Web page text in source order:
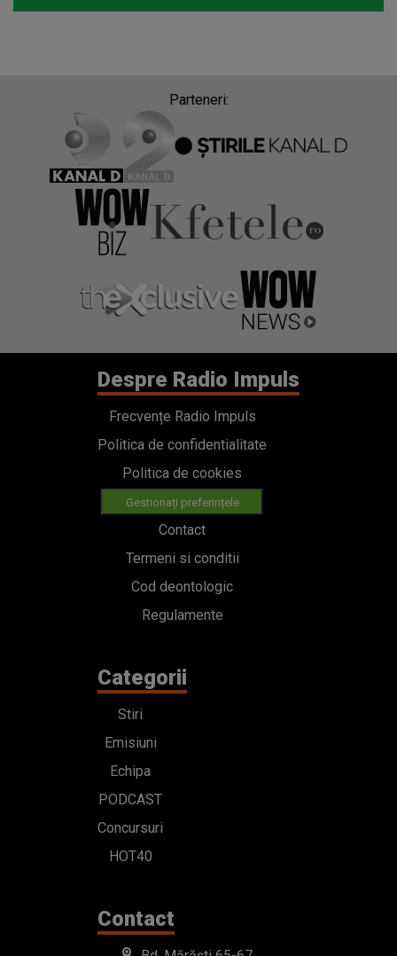
Parteneri:
Despre Radio Impuls
Frecvențe Radio Impuls
Politica de confidentialitate
Politica de cookies
Gestionați preferințele
Contact
Termeni si conditii
Cod deontologic
Regulamente
Categorii
Stiri
Emisiuni
Echipa
PODCAST
Concursuri
HOT40
Contact